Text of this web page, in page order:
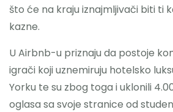
što će na kraju iznajmljivači biti ti
kazne.
U Airbnb-u priznaju da postoje
igrači koji uznemiruju hotelsko
Yorku te su zbog toga i uklonili
oglasa sa svoje stranice od